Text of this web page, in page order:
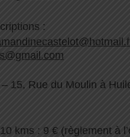
:
15, Rue du Moulin à
kms : 9 € (règlement à